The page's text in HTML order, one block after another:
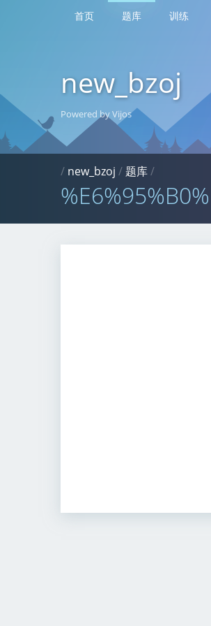
首页 题库 训练
new_bzoj
Powered by Vijos
/ new_bzoj /题库/